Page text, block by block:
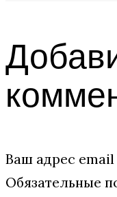
Ваш адрес email
Обязательные